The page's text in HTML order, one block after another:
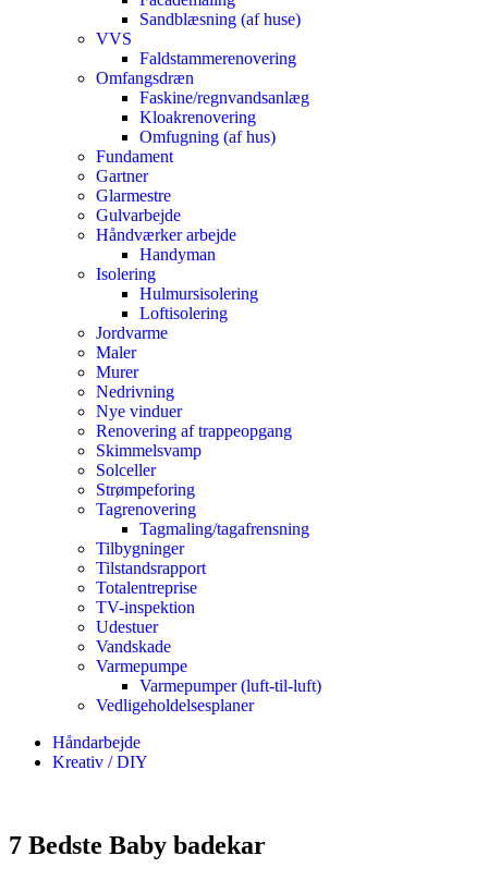
Sandblæsning (af huse)
VVS
Faldstammerenovering
Omfangsdræn
Faskine/regnvandsanlæg
Kloakrenovering
Omfugning (af hus)
Fundament
Gartner
Glarmestre
Gulvarbejde
Håndværker arbejde
Handyman
Isolering
Hulmursisolering
Loftisolering
Jordvarme
Maler
Murer
Nedrivning
Nye vinduer
Renovering af trappeopgang
Skimmelsvamp
Solceller
Strømpeforing
Tagrenovering
Tagmaling/tagafrensning
Tilbygninger
Tilstandsrapport
Totalentreprise
TV-inspektion
Udestuer
Vandskade
Varmepumpe
Varmepumper (luft-til-luft)
Vedligeholdelsesplaner
Håndarbejde
Kreativ / DIY
7 Bedste Baby badekar